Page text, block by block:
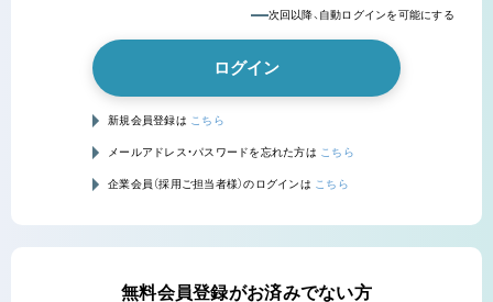
次回以降、自動ログインを可能にする
ログイン
新規会員登録は こちら
メールアドレス・パスワードを忘れた方は こちら
企業会員（採用ご担当者様）のログインは こちら
無料会員登録がお済みでない方